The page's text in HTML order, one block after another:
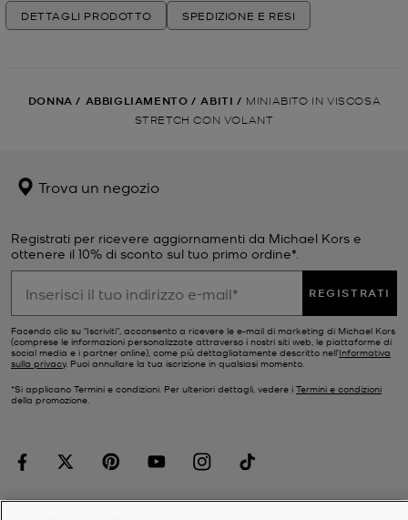
DETTAGLI PRODOTTO SPEDIZIONE E RESI
DONNA / ABBIGLIAMENTO / ABITI / MINIABITO IN VISCOSA
STRETCH CON VOLANT
Trova un negozio
Registrati per ricevere aggiornamenti da Michael Kors e
ottenere il 10% di sconto sul tuo primo ordine*.
REGISTRATI
Facendo clic su "Iscriviti", acconsento a ricevere le e-mail di marketing di Michael Kors
(comprese le informazioni personalizzate attraverso i nostri siti web, le piattaforme di
social media e i partner online), come più dettagliatamente descritto nell’Informativa
sulla privacy. Puoi annullare la tua iscrizione in qualsiasi momento.
*Si applicano Termini e condizioni. Per ulteriori dettagli, vedere i Termini e condizioni
della promozione.